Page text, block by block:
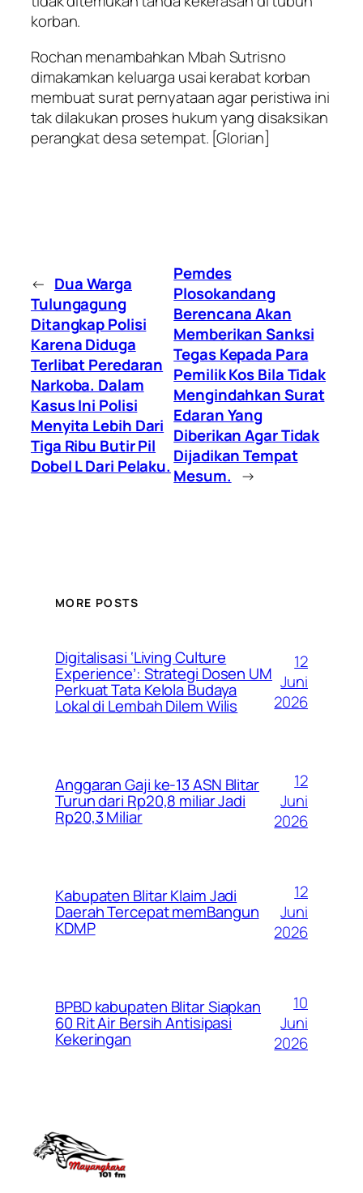
korban.
Rochan menambahkan Mbah Sutrisno
dimakamkan keluarga usai kerabat korban
membuat surat pernyataan agar peristiwa ini
tak dilakukan proses hukum yang disaksikan
perangkat desa setempat. [Glorian]
← Dua Warga
Tulungagung
Ditangkap Polisi
Karena Diduga
Terlibat Peredaran
Narkoba. Dalam
Kasus Ini Polisi
Menyita Lebih Dari
Tiga Ribu Butir Pil
Dobel L Dari Pelaku.
Pemdes
Plosokandang
Berencana Akan
Memberikan Sanksi
Tegas Kepada Para
Pemilik Kos Bila Tidak
Mengindahkan Surat
Edaran Yang
Diberikan Agar Tidak
Dijadikan Tempat
Mesum. →
MORE POSTS
Digitalisasi ‘Living Culture
Experience’: Strategi Dosen UM
Perkuat Tata Kelola Budaya
Lokal di Lembah Dilem Wilis
12
Juni
2026
Anggaran Gaji ke-13 ASN Blitar
Turun dari Rp20,8 miliar Jadi
Rp20,3 Miliar
12
Juni
2026
Kabupaten Blitar Klaim Jadi
Daerah Tercepat memBangun
KDMP
12
Juni
2026
BPBD kabupaten Blitar Siapkan
60 Rit Air Bersih Antisipasi
Kekeringan
10
Juni
2026